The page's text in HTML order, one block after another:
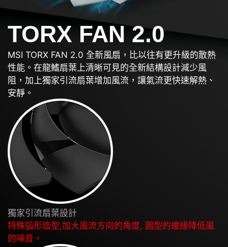
TORX FAN 2.0
MSI TORX FAN 2.0 全新風扇，比以往有更升級的散熱
性能。在龍鰭扇葉上清晰可見的全新結構設計減少風
阻，加上獨家引流扇葉增加風流，讓氣流更快速解熱、
安靜。
獨家引流扇葉設計
特殊弧形造型,加大風流方向的角度, 圓型的邊緣降低風
的噪音。